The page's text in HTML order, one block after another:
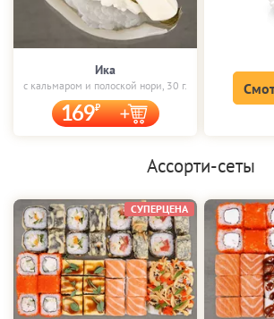
Ика
с кальмаром и полоской нори, 30 г.
169
Ассорти-сеты
СУПЕРЦЕНА